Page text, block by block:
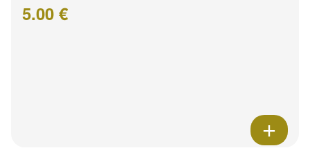
5.00 €